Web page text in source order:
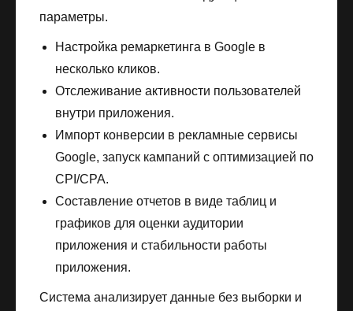
параметры.
Настройка ремаркетинга в Google в
несколько кликов.
Отслеживание активности пользователей
внутри приложения.
Импорт конверсии в рекламные сервисы
Google, запуск кампаний с оптимизацией по
CPI/CPA.
Составление отчетов в виде таблиц и
графиков для оценки аудитории
приложения и стабильности работы
приложения.
Система анализирует данные без выборки и